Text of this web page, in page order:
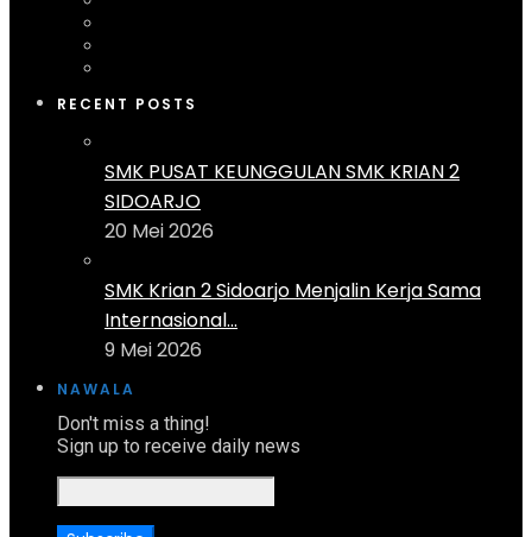
RECENT POSTS
SMK PUSAT KEUNGGULAN SMK KRIAN 2
SIDOARJO
20 Mei 2026
SMK Krian 2 Sidoarjo Menjalin Kerja Sama
Internasional...
9 Mei 2026
NAWALA
Don't miss a thing!
Sign up to receive daily news